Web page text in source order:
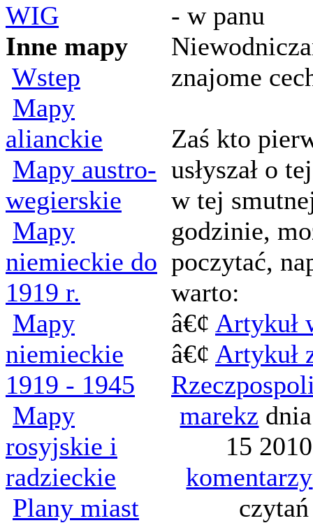
WIG
Inne mapy
Wstep
Mapy
alianckie
Mapy austro-
wegierskie
Mapy
niemieckie do
1919 r.
Mapy
niemieckie
1919 - 1945
Mapy
rosyjskie i
radzieckie
Plany miast
- w panu
znajome
Zaś kto
usłyszał o
w tej
godzinie,
poczytać,
warto:
â€¢ Artykuł
â€¢ Artykuł
marekz
15
komentarzy
czytań